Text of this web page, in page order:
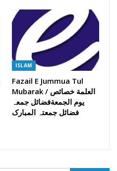
ISLAM
Fazail E Jummua Tul
Mubarak / العلمة خصائص
یوم الجمعةفضائل جمعہ
فضائل جمعتہ المبارک